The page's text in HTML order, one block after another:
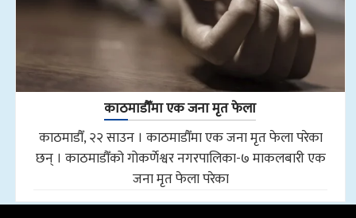
काठमाडौँमा एक जना मृत फेला
काठमाडौँ, २२ साउन । काठमाडौँमा एक जना मृत फेला परेका
छन् । काठमाडौँको गोकर्णेश्वर नगरपालिका-७ माकलबारी एक
जना मृत फेला परेका